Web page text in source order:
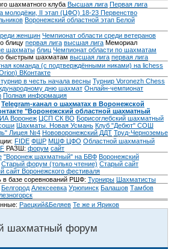
шахматного клуба Высшая лига Первая лига
молодёжи, II этап (ЦФО) 18-23 Первенство
Воронежский областной этап Белой
женщин Чемпионат области среди ветеранов
блицу первая лига высшая лига Мемориал
шахматы блиц Чемпионат области по шахматам
быстрым шахматам высшая лига первая лига
команда (с подтверждёнными никами) на lichess
ВКонтакте
в честь начала весны Турнир Voronezh Chess
дню шахмат Онлайн-чемпионат
Полная информация
Telegram-канал о шахматах в Воронежской
"Воронежский областной шахматный
Воронеж ЦСП СК ВО Борисоглебский шахматный
Шахматы. Новая Усмань Клуб "Дебют" СОШ
Лицея №4 Нововоронежский ДДТ Труд-Черноземье
FIDE ФШР МШФ ЦФО Областной шахматный
РАЗШ: форум сайт
"Воронеж шахматный" на БВФ Воронежский
Cтарый форум (только чтение) Старый сайт
сайт Воронежского фестиваля
в базе соревнований РШФ: Турниры Шахматисты
Белгород Алексеевка Урюпинск Балашов Тамбов
Раецкий&Беляев Те же и Яриков
шахматный форум